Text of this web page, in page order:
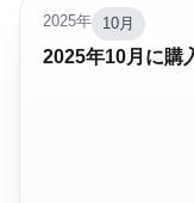
2025年 10月
2025年10月に購